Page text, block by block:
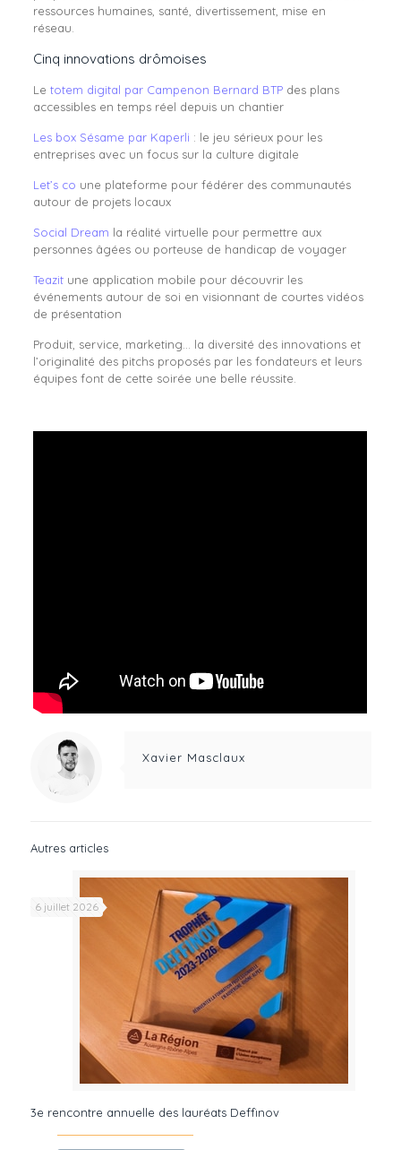
ressources humaines, santé, divertissement, mise en
réseau.
Cinq innovations drômoises
Letotem digital par Campenon Bernard BTP des plans
accessibles en temps réel depuis un chantier
Les box Sésame par Kaperli : le jeu sérieux pour les
entreprises avec un focus sur la culture digitale
Let’s co une plateforme pour fédérer des communautés
autour de projets locaux
Social Dream la réalité virtuelle pour permettre aux
personnes âgées ou porteuse de handicap de voyager
Teazit une application mobile pour découvrir les
événements autour de soi en visionnant de courtes vidéos
de présentation
Produit, service, marketing… la diversité des innovations et
l’originalité des pitchs proposés par les fondateurs et leurs
équipes font de cette soirée une belle réussite.
Xavier Masclaux
Autres articles
6 juillet 2026
3e rencontre annuelle des lauréats Deffinov